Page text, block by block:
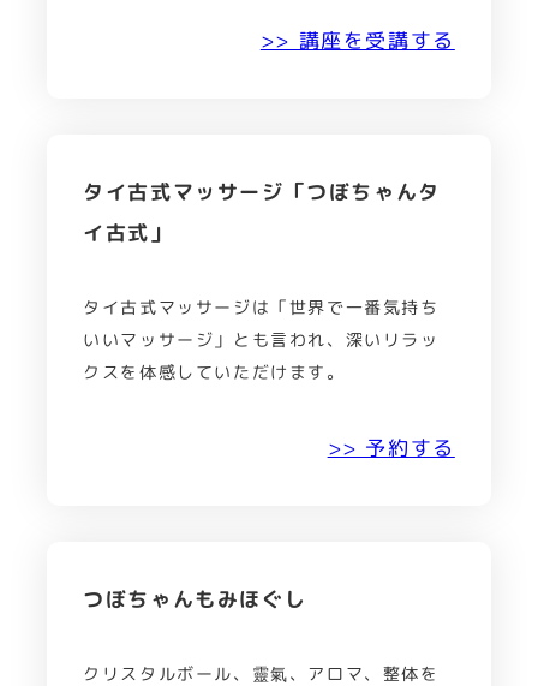
>> 講座を受講する
タイ古式マッサージ「つぼちゃんタ
イ古式」
タイ古式マッサージは「世界で一番気持ち
いいマッサージ」とも言われ、深いリラッ
クスを体感していただけます。
>> 予約する
つぼちゃんもみほぐし
クリスタルボール、靈氣、アロマ、整体を